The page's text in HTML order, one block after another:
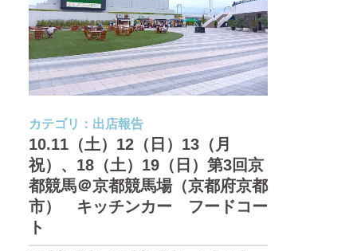
カテゴリ： 出店報告
10.11（土）12（日）13（月
祝）、18（土）19（日）第3回京
都競馬＠京都競馬場（京都府京都
市） キッチンカー フードコー
ト